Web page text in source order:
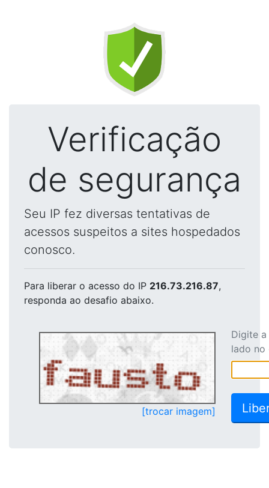
Verificação
de segurança
Seu IP fez diversas tentativas de
acessos suspeitos a sites hospedados
conosco.
Para liberar o acesso do IP 216.73.216.87,
responda ao desafio abaixo.
[trocar imagem]
Digite
lado no